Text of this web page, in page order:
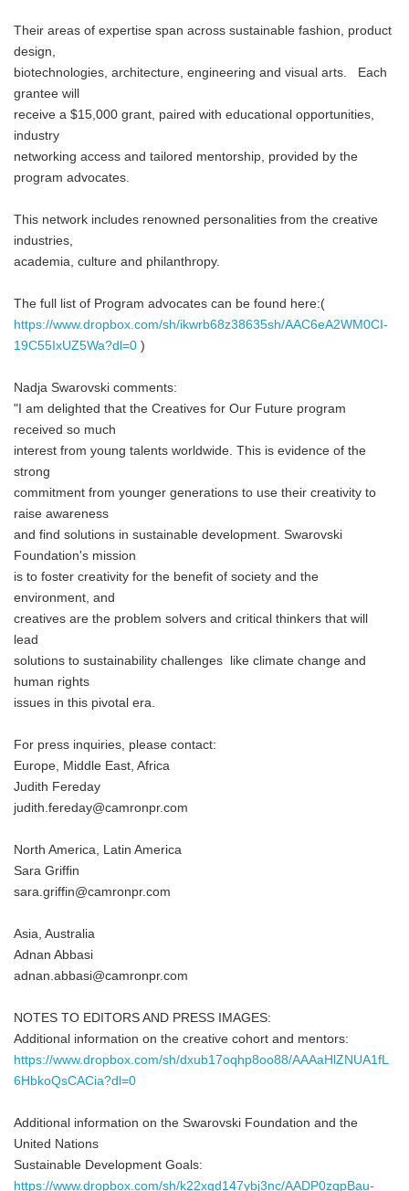
Their areas of expertise span across sustainable fashion, product
design,
biotechnologies, architecture, engineering and visual arts. Each
grantee will
receive a $15,000 grant, paired with educational opportunities,
industry
networking access and tailored mentorship, provided by the
program advocates.
This network includes renowned personalities from the creative
industries,
academia, culture and philanthropy.
The full list of Program advocates can be found here:(
https://www.dropbox.com/sh/ikwrb68z38635sh/AAC6eA2WM0CI-
19C55IxUZ5Wa?dl=0 )
Nadja Swarovski comments:
"I am delighted that the Creatives for Our Future program
received so much
interest from young talents worldwide. This is evidence of the
strong
commitment from younger generations to use their creativity to
raise awareness
and find solutions in sustainable development. Swarovski
Foundation's mission
is to foster creativity for the benefit of society and the
environment, and
creatives are the problem solvers and critical thinkers that will
lead
solutions to sustainability challenges like climate change and
human rights
issues in this pivotal era.
For press inquiries, please contact:
Europe, Middle East, Africa
Judith Fereday
judith.fereday@camronpr.com
North America, Latin America
Sara Griffin
sara.griffin@camronpr.com
Asia, Australia
Adnan Abbasi
adnan.abbasi@camronpr.com
NOTES TO EDITORS AND PRESS IMAGES:
Additional information on the creative cohort and mentors:
https://www.dropbox.com/sh/dxub17oqhp8oo88/AAAaHlZNUA1fL
6HbkoQsCACia?dl=0
Additional information on the Swarovski Foundation and the
United Nations
Sustainable Development Goals:
https://www.dropbox.com/sh/k22xgd147ybj3nc/AADP0zqpBau-